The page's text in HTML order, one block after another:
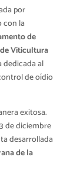
por
con la
de
Viticultura
dedicada al
de oídio
exitosa.
de diciembre
desarrollada
de la